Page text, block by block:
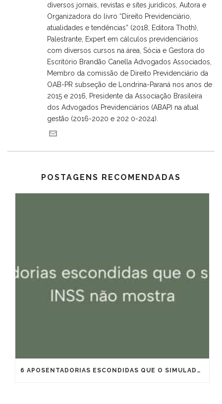
diversos jornais, revistas e sites jurídicos, Autora e
Organizadora do livro “Direito Previdenciário,
atualidades e tendências” (2018, Editora Thoth),
Palestrante, Expert em cálculos previdenciários
com diversos cursos na área, Sócia e Gestora do
Escritório Brandão Canella Advogados Associados,
Membro da comissão de Direito Previdenciário da
OAB-PR subseção de Londrina-Paraná nos anos de
2015 e 2016, Presidente da Associação Brasileira
dos Advogados Previdenciários (ABAP) na atual
gestão (2016-2020 e 202 0-2024).
POSTAGENS RECOMENDADAS
6 APOSENTADORIAS ESCONDIDAS QUE O SIMULADOR DO INSS NÃO MOSTRA, VEJA QUAIS SÃO!